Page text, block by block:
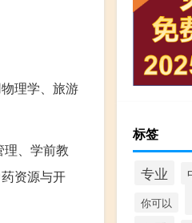
理学、旅游
、学前教
资源与开
标签
专业
你可以